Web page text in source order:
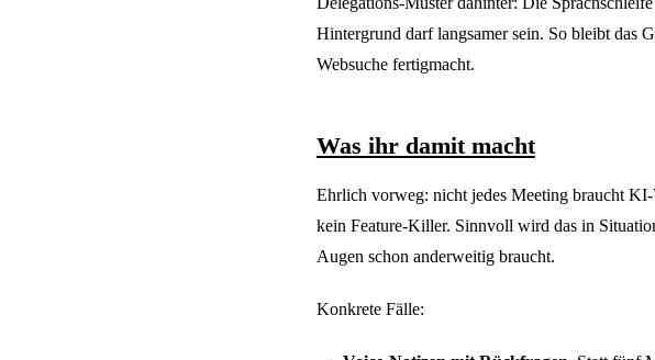
Hintergrund darf langsamer sein. So bleibt das
Websuche fertigmacht.
Was ihr damit macht
Ehrlich vorweg: nicht jedes Meeting braucht
kein Feature-Killer. Sinnvoll wird das in
Augen schon anderweitig braucht.
Konkrete Fälle: